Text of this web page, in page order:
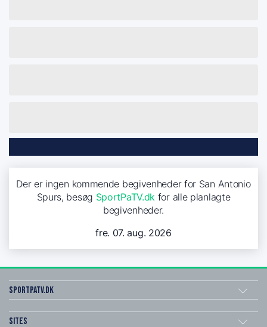
Der er ingen kommende begivenheder for San Antonio
Spurs, besøg SportPaTV.dk for alle planlagte
begivenheder.
fre. 07. aug. 2026
SportPaTV.dk
Sites